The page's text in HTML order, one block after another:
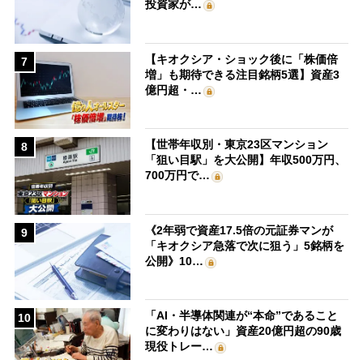
投資家が…
7
【キオクシア・ショック後に「株価倍
増」も期待できる注目銘柄5選】資産3
億円超・…
8
【世帯年収別・東京23区マンション
「狙い目駅」を大公開】年収500万円、
700万円で…
9
《2年弱で資産17.5倍の元証券マンが
「キオクシア急落で次に狙う」5銘柄を
公開》10…
10
「AI・半導体関連が“本命”であること
に変わりはない」資産20億円超の90歳
現役トレー…